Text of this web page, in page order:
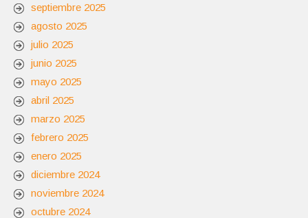
septiembre 2025
agosto 2025
julio 2025
junio 2025
mayo 2025
abril 2025
marzo 2025
febrero 2025
enero 2025
diciembre 2024
noviembre 2024
octubre 2024